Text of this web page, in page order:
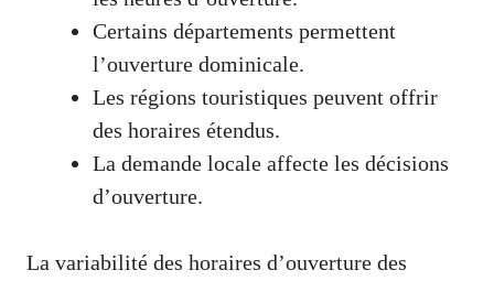
Certains départements permettent
l’ouverture dominicale.
Les régions touristiques peuvent offrir
des horaires étendus.
La demande locale affecte les décisions
d’ouverture.
La variabilité des horaires d’ouverture des